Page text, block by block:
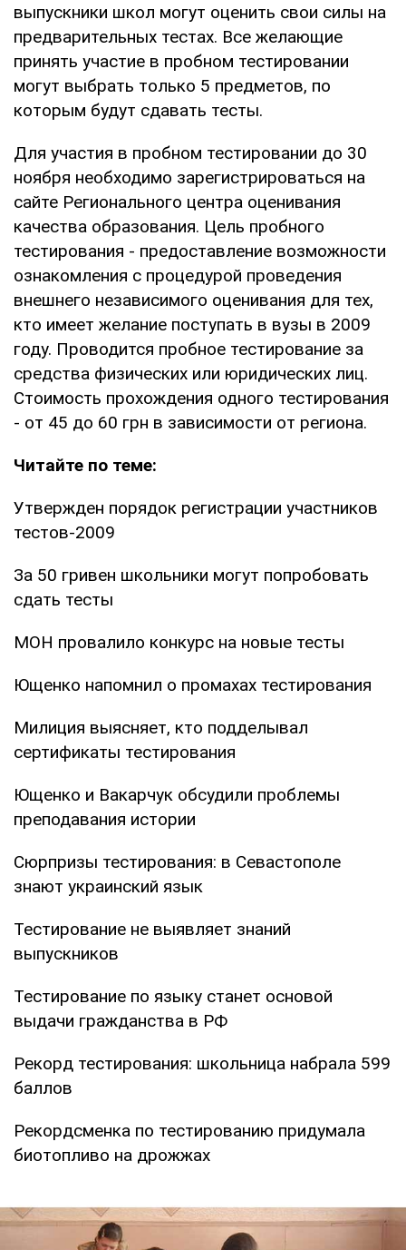
выпускники школ могут оценить свои силы на
предварительных тестах. Все желающие
принять участие в пробном тестировании
могут выбрать только 5 предметов, по
которым будут сдавать тесты.
Для участия в пробном тестировании до 30
ноября необходимо зарегистрироваться на
сайте Регионального центра оценивания
качества образования. Цель пробного
тестирования - предоставление возможности
ознакомления с процедурой проведения
внешнего независимого оценивания для тех,
кто имеет желание поступать в вузы в 2009
году. Проводится пробное тестирование за
средства физических или юридических лиц.
Стоимость прохождения одного тестирования
- от 45 до 60 грн в зависимости от региона.
Читайте по теме:
Утвержден порядок регистрации участников
тестов-2009
За 50 гривен школьники могут попробовать
сдать тесты
МОН провалило конкурс на новые тесты
Ющенко напомнил о промахах тестирования
Милиция выясняет, кто подделывал
сертификаты тестирования
Ющенко и Вакарчук обсудили проблемы
преподавания истории
Сюрпризы тестирования: в Севастополе
знают украинский язык
Тестирование не выявляет знаний
выпускников
Тестирование по языку станет основой
выдачи гражданства в РФ
Рекорд тестирования: школьница набрала 599
баллов
Рекордсменка по тестированию придумала
биотопливо на дрожжах